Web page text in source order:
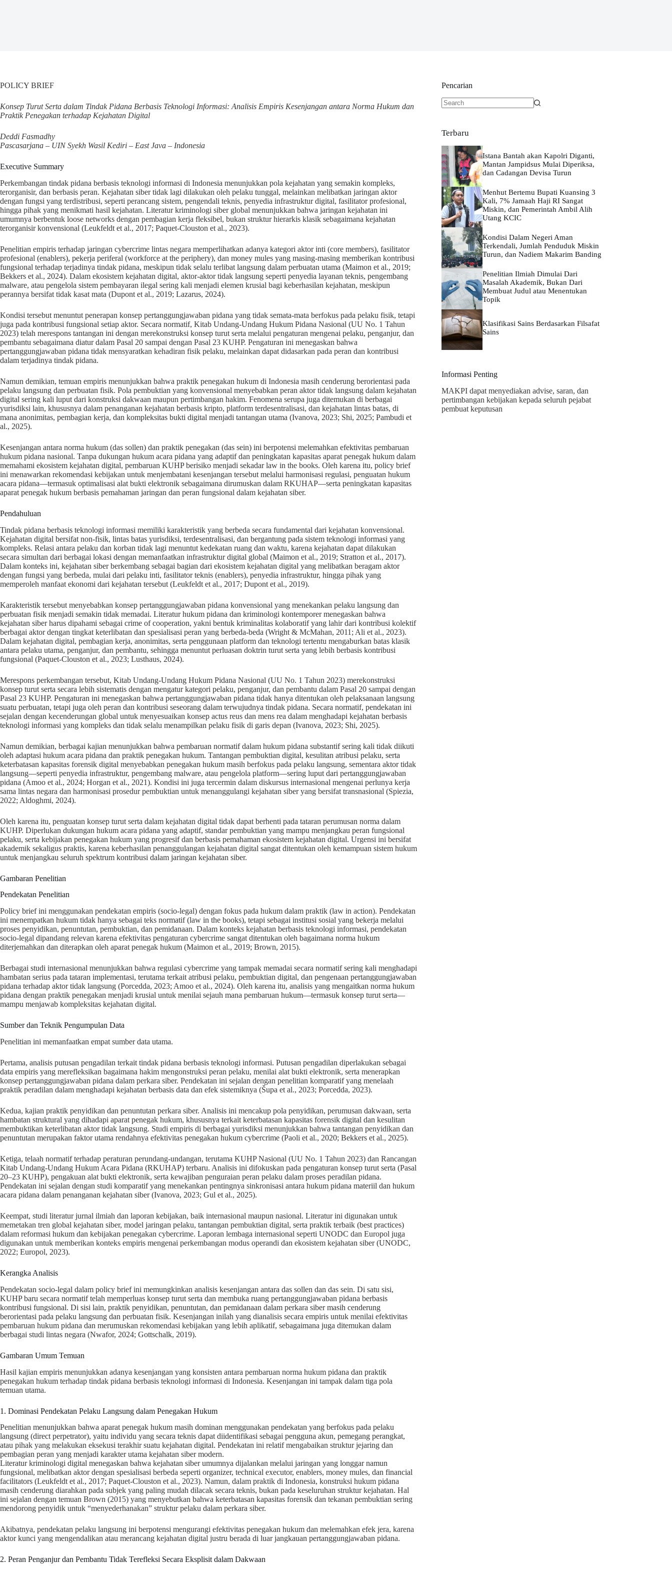
POLICY BRIEF
Konsep Turut Serta dalam Tindak Pidana Berbasis Teknologi Informasi: Analisis Empiris Kesenjangan antara Norma Hukum dan
Praktik Penegakan terhadap Kejahatan Digital
Deddi Fasmadhy
Pascasarjana – UIN Syekh Wasil Kediri – East Java – Indonesia
Executive Summary
Perkembangan tindak pidana berbasis teknologi informasi di Indonesia menunjukkan pola kejahatan yang semakin kompleks,
terorganisir, dan berbasis peran. Kejahatan siber tidak lagi dilakukan oleh pelaku tunggal, melainkan melibatkan jaringan aktor
dengan fungsi yang terdistribusi, seperti perancang sistem, pengendali teknis, penyedia infrastruktur digital, fasilitator profesional,
hingga pihak yang menikmati hasil kejahatan. Literatur kriminologi siber global menunjukkan bahwa jaringan kejahatan ini
umumnya berbentuk loose networks dengan pembagian kerja fleksibel, bukan struktur hierarkis klasik sebagaimana kejahatan
terorganisir konvensional (Leukfeldt et al., 2017; Paquet-Clouston et al., 2023).
Penelitian empiris terhadap jaringan cybercrime lintas negara memperlihatkan adanya kategori aktor inti (core members), fasilitator
profesional (enablers), pekerja periferal (workforce at the periphery), dan money mules yang masing-masing memberikan kontribusi
fungsional terhadap terjadinya tindak pidana, meskipun tidak selalu terlibat langsung dalam perbuatan utama (Maimon et al., 2019;
Bekkers et al., 2024). Dalam ekosistem kejahatan digital, aktor-aktor tidak langsung seperti penyedia layanan teknis, pengembang
malware, atau pengelola sistem pembayaran ilegal sering kali menjadi elemen krusial bagi keberhasilan kejahatan, meskipun
perannya bersifat tidak kasat mata (Dupont et al., 2019; Lazarus, 2024).
Kondisi tersebut menuntut penerapan konsep pertanggungjawaban pidana yang tidak semata-mata berfokus pada pelaku fisik, tetapi
juga pada kontribusi fungsional setiap aktor. Secara normatif, Kitab Undang-Undang Hukum Pidana Nasional (UU No. 1 Tahun
2023) telah merespons tantangan ini dengan merekonstruksi konsep turut serta melalui pengaturan mengenai pelaku, penganjur, dan
pembantu sebagaimana diatur dalam Pasal 20 sampai dengan Pasal 23 KUHP. Pengaturan ini menegaskan bahwa
pertanggungjawaban pidana tidak mensyaratkan kehadiran fisik pelaku, melainkan dapat didasarkan pada peran dan kontribusi
dalam terjadinya tindak pidana.
Namun demikian, temuan empiris menunjukkan bahwa praktik penegakan hukum di Indonesia masih cenderung berorientasi pada
pelaku langsung dan perbuatan fisik. Pola pembuktian yang konvensional menyebabkan peran aktor tidak langsung dalam kejahatan
digital sering kali luput dari konstruksi dakwaan maupun pertimbangan hakim. Fenomena serupa juga ditemukan di berbagai
yurisdiksi lain, khususnya dalam penanganan kejahatan berbasis kripto, platform terdesentralisasi, dan kejahatan lintas batas, di
mana anonimitas, pembagian kerja, dan kompleksitas bukti digital menjadi tantangan utama (Ivanova, 2023; Shi, 2025; Pambudi et
al., 2025).
Kesenjangan antara norma hukum (das sollen) dan praktik penegakan (das sein) ini berpotensi melemahkan efektivitas pembaruan
hukum pidana nasional. Tanpa dukungan hukum acara pidana yang adaptif dan peningkatan kapasitas aparat penegak hukum dalam
memahami ekosistem kejahatan digital, pembaruan KUHP berisiko menjadi sekadar law in the books. Oleh karena itu, policy brief
ini menawarkan rekomendasi kebijakan untuk menjembatani kesenjangan tersebut melalui harmonisasi regulasi, penguatan hukum
acara pidana—termasuk optimalisasi alat bukti elektronik sebagaimana dirumuskan dalam RKUHAP—serta peningkatan kapasitas
aparat penegak hukum berbasis pemahaman jaringan dan peran fungsional dalam kejahatan siber.
Pendahuluan
Tindak pidana berbasis teknologi informasi memiliki karakteristik yang berbeda secara fundamental dari kejahatan konvensional.
Kejahatan digital bersifat non-fisik, lintas batas yurisdiksi, terdesentralisasi, dan bergantung pada sistem teknologi informasi yang
kompleks. Relasi antara pelaku dan korban tidak lagi menuntut kedekatan ruang dan waktu, karena kejahatan dapat dilakukan
secara simultan dari berbagai lokasi dengan memanfaatkan infrastruktur digital global (Maimon et al., 2019; Stratton et al., 2017).
Dalam konteks ini, kejahatan siber berkembang sebagai bagian dari ekosistem kejahatan digital yang melibatkan beragam aktor
dengan fungsi yang berbeda, mulai dari pelaku inti, fasilitator teknis (enablers), penyedia infrastruktur, hingga pihak yang
memperoleh manfaat ekonomi dari kejahatan tersebut (Leukfeldt et al., 2017; Dupont et al., 2019).
Karakteristik tersebut menyebabkan konsep pertanggungjawaban pidana konvensional yang menekankan pelaku langsung dan
perbuatan fisik menjadi semakin tidak memadai. Literatur hukum pidana dan kriminologi kontemporer menegaskan bahwa
kejahatan siber harus dipahami sebagai crime of cooperation, yakni bentuk kriminalitas kolaboratif yang lahir dari kontribusi kolektif
berbagai aktor dengan tingkat keterlibatan dan spesialisasi peran yang berbeda-beda (Wright & McMahan, 2011; Ali et al., 2023).
Dalam kejahatan digital, pembagian kerja, anonimitas, serta penggunaan platform dan teknologi tertentu mengaburkan batas klasik
antara pelaku utama, penganjur, dan pembantu, sehingga menuntut perluasan doktrin turut serta yang lebih berbasis kontribusi
fungsional (Paquet-Clouston et al., 2023; Lusthaus, 2024).
Merespons perkembangan tersebut, Kitab Undang-Undang Hukum Pidana Nasional (UU No. 1 Tahun 2023) merekonstruksi
konsep turut serta secara lebih sistematis dengan mengatur kategori pelaku, penganjur, dan pembantu dalam Pasal 20 sampai dengan
Pasal 23 KUHP. Pengaturan ini menegaskan bahwa pertanggungjawaban pidana tidak hanya ditentukan oleh pelaksanaan langsung
suatu perbuatan, tetapi juga oleh peran dan kontribusi seseorang dalam terwujudnya tindak pidana. Secara normatif, pendekatan ini
sejalan dengan kecenderungan global untuk menyesuaikan konsep actus reus dan mens rea dalam menghadapi kejahatan berbasis
teknologi informasi yang kompleks dan tidak selalu menampilkan pelaku fisik di garis depan (Ivanova, 2023; Shi, 2025).
Namun demikian, berbagai kajian menunjukkan bahwa pembaruan normatif dalam hukum pidana substantif sering kali tidak diikuti
oleh adaptasi hukum acara pidana dan praktik penegakan hukum. Tantangan pembuktian digital, kesulitan atribusi pelaku, serta
keterbatasan kapasitas forensik digital menyebabkan penegakan hukum masih berfokus pada pelaku langsung, sementara aktor tidak
langsung—seperti penyedia infrastruktur, pengembang malware, atau pengelola platform—sering luput dari pertanggungjawaban
pidana (Amoo et al., 2024; Horgan et al., 2021). Kondisi ini juga tercermin dalam diskursus internasional mengenai perlunya kerja
sama lintas negara dan harmonisasi prosedur pembuktian untuk menanggulangi kejahatan siber yang bersifat transnasional (Spiezia,
2022; Aldoghmi, 2024).
Oleh karena itu, penguatan konsep turut serta dalam kejahatan digital tidak dapat berhenti pada tataran perumusan norma dalam
KUHP. Diperlukan dukungan hukum acara pidana yang adaptif, standar pembuktian yang mampu menjangkau peran fungsional
pelaku, serta kebijakan penegakan hukum yang progresif dan berbasis pemahaman ekosistem kejahatan digital. Urgensi ini bersifat
akademik sekaligus praktis, karena keberhasilan penanggulangan kejahatan digital sangat ditentukan oleh kemampuan sistem hukum
untuk menjangkau seluruh spektrum kontribusi dalam jaringan kejahatan siber.
Gambaran Penelitian
Pendekatan Penelitian
Policy brief ini menggunakan pendekatan empiris (socio-legal) dengan fokus pada hukum dalam praktik (law in action). Pendekatan
ini menempatkan hukum tidak hanya sebagai teks normatif (law in the books), tetapi sebagai institusi sosial yang bekerja melalui
proses penyidikan, penuntutan, pembuktian, dan pemidanaan. Dalam konteks kejahatan berbasis teknologi informasi, pendekatan
socio-legal dipandang relevan karena efektivitas pengaturan cybercrime sangat ditentukan oleh bagaimana norma hukum
diterjemahkan dan diterapkan oleh aparat penegak hukum (Maimon et al., 2019; Brown, 2015).
Berbagai studi internasional menunjukkan bahwa regulasi cybercrime yang tampak memadai secara normatif sering kali menghadapi
hambatan serius pada tataran implementasi, terutama terkait atribusi pelaku, pembuktian digital, dan pengenaan pertanggungjawaban
pidana terhadap aktor tidak langsung (Porcedda, 2023; Amoo et al., 2024). Oleh karena itu, analisis yang mengaitkan norma hukum
pidana dengan praktik penegakan menjadi krusial untuk menilai sejauh mana pembaruan hukum—termasuk konsep turut serta—
mampu menjawab kompleksitas kejahatan digital.
Sumber dan Teknik Pengumpulan Data
Penelitian ini memanfaatkan empat sumber data utama.
Pertama, analisis putusan pengadilan terkait tindak pidana berbasis teknologi informasi. Putusan pengadilan diperlakukan sebagai
data empiris yang merefleksikan bagaimana hakim mengonstruksi peran pelaku, menilai alat bukti elektronik, serta menerapkan
konsep pertanggungjawaban pidana dalam perkara siber. Pendekatan ini sejalan dengan penelitian komparatif yang menelaah
praktik peradilan dalam menghadapi kejahatan berbasis data dan efek sistemiknya (Šupa et al., 2023; Porcedda, 2023).
Kedua, kajian praktik penyidikan dan penuntutan perkara siber. Analisis ini mencakup pola penyidikan, perumusan dakwaan, serta
hambatan struktural yang dihadapi aparat penegak hukum, khususnya terkait keterbatasan kapasitas forensik digital dan kesulitan
membuktikan keterlibatan aktor tidak langsung. Studi empiris di berbagai yurisdiksi menunjukkan bahwa tantangan penyidikan dan
penuntutan merupakan faktor utama rendahnya efektivitas penegakan hukum cybercrime (Paoli et al., 2020; Bekkers et al., 2025).
Ketiga, telaah normatif terhadap peraturan perundang-undangan, terutama KUHP Nasional (UU No. 1 Tahun 2023) dan Rancangan
Kitab Undang-Undang Hukum Acara Pidana (RKUHAP) terbaru. Analisis ini difokuskan pada pengaturan konsep turut serta (Pasal
20–23 KUHP), pengakuan alat bukti elektronik, serta kewajiban penguraian peran pelaku dalam proses peradilan pidana.
Pendekatan ini sejalan dengan studi komparatif yang menekankan pentingnya sinkronisasi antara hukum pidana materiil dan hukum
acara pidana dalam penanganan kejahatan siber (Ivanova, 2023; Gul et al., 2025).
Keempat, studi literatur jurnal ilmiah dan laporan kebijakan, baik internasional maupun nasional. Literatur ini digunakan untuk
memetakan tren global kejahatan siber, model jaringan pelaku, tantangan pembuktian digital, serta praktik terbaik (best practices)
dalam reformasi hukum dan kebijakan penegakan cybercrime. Laporan lembaga internasional seperti UNODC dan Europol juga
digunakan untuk memberikan konteks empiris mengenai perkembangan modus operandi dan ekosistem kejahatan siber (UNODC,
2022; Europol, 2023).
Kerangka Analisis
Pendekatan socio-legal dalam policy brief ini memungkinkan analisis kesenjangan antara das sollen dan das sein. Di satu sisi,
KUHP baru secara normatif telah memperluas konsep turut serta dan membuka ruang pertanggungjawaban pidana berbasis
kontribusi fungsional. Di sisi lain, praktik penyidikan, penuntutan, dan pemidanaan dalam perkara siber masih cenderung
berorientasi pada pelaku langsung dan perbuatan fisik. Kesenjangan inilah yang dianalisis secara empiris untuk menilai efektivitas
pembaruan hukum pidana dan merumuskan rekomendasi kebijakan yang lebih aplikatif, sebagaimana juga ditemukan dalam
berbagai studi lintas negara (Nwafor, 2024; Gottschalk, 2019).
Gambaran Umum Temuan
Hasil kajian empiris menunjukkan adanya kesenjangan yang konsisten antara pembaruan norma hukum pidana dan praktik
penegakan hukum terhadap tindak pidana berbasis teknologi informasi di Indonesia. Kesenjangan ini tampak dalam tiga pola
temuan utama.
1. Dominasi Pendekatan Pelaku Langsung dalam Penegakan Hukum
Penelitian menunjukkan bahwa aparat penegak hukum masih dominan menggunakan pendekatan yang berfokus pada pelaku
langsung (direct perpetrator), yaitu individu yang secara teknis dapat diidentifikasi sebagai pengguna akun, pemegang perangkat,
atau pihak yang melakukan eksekusi terakhir suatu kejahatan digital. Pendekatan ini relatif mengabaikan struktur jejaring dan
pembagian peran yang menjadi karakter utama kejahatan siber modern.
Literatur kriminologi digital menegaskan bahwa kejahatan siber umumnya dijalankan melalui jaringan yang longgar namun
fungsional, melibatkan aktor dengan spesialisasi berbeda seperti organizer, technical executor, enablers, money mules, dan financial
facilitators (Leukfeldt et al., 2017; Paquet-Clouston et al., 2023). Namun, dalam praktik di Indonesia, konstruksi hukum pidana
masih cenderung diarahkan pada subjek yang paling mudah dilacak secara teknis, bukan pada keseluruhan struktur kejahatan. Hal
ini sejalan dengan temuan Brown (2015) yang menyebutkan bahwa keterbatasan kapasitas forensik dan tekanan pembuktian sering
mendorong penyidik untuk “menyederhanakan” struktur pelaku dalam perkara siber.
Akibatnya, pendekatan pelaku langsung ini berpotensi mengurangi efektivitas penegakan hukum dan melemahkan efek jera, karena
aktor kunci yang mengendalikan atau merancang kejahatan digital justru berada di luar jangkauan pertanggungjawaban pidana.
2. Peran Penganjur dan Pembantu Tidak Terefleksi Secara Eksplisit dalam Dakwaan
Pencarian
Terbaru
Istana Bantah akan Kapolri Diganti,
Mantan Jampidsus Mulai Diperiksa,
dan Cadangan Devisa Turun
Menhut Bertemu Bupati Kuansing 3
Kali, 7% Jamaah Haji RI Sangat
Miskin, dan Pemerintah Ambil Alih
Utang KCIC
Kondisi Dalam Negeri Aman
Terkendali, Jumlah Penduduk Miskin
Turun, dan Nadiem Makarim Banding
Penelitian Ilmiah Dimulai Dari
Masalah Akademik, Bukan Dari
Membuat Judul atau Menentukan
Topik
Klasifikasi Sains Berdasarkan Filsafat
Sains
Informasi Penting
MAKPI dapat menyediakan advise, saran, dan
pertimbangan kebijakan kepada seluruh pejabat
pembuat keputusan